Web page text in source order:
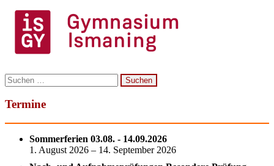
Suchen
nach:
Termine
Sommerferien 03.08. - 14.09.2026
1. August 2026 – 14. September 2026